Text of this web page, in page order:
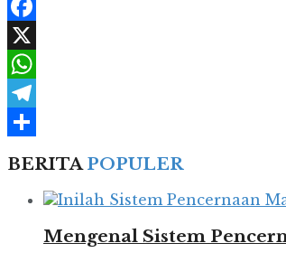
Facebook
X
WhatsApp
Telegram
BERITAPOPULER
Mengenal Sistem